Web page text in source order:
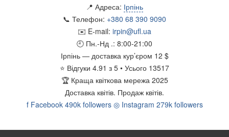
📍 Адреса: Ірпінь
📞 Телефон: +380 68 390 9090
✉️ E-mail: irpin@ufl.ua
🕘 Пн.-Нд .: 8:00-21:00
Ірпінь — доставка кур’єром 12 $
⭐ Відгуки 4.91 з 5 • Усього 13517
🏆 Краща квіткова мережа 2025
Доставка квітів. Продаж квітів.
f Facebook 490k followers ◎ Instagram 279k followers